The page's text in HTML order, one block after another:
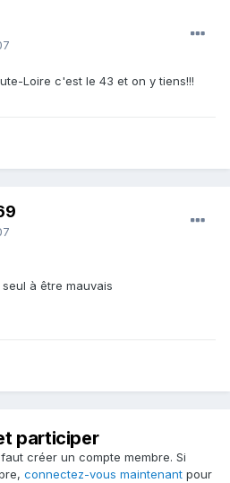
Loire c'est le 43 et on y tiens!!!
à être mauvais
participer
créer un compte membre. Si
connectez-vous maintenant pour